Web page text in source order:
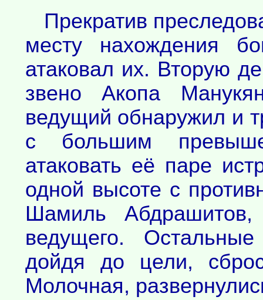
Прекратив
месту нахождения
атаковал их. Вторую
звено Акопа
ведущий обнаружил и
с большим
атаковать её паре
одной высоте с
Шамиль Абдрашитов,
ведущего.
дойдя до цели,
Молочная,